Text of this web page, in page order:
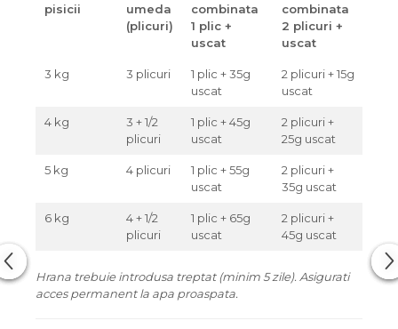
pisicii
umeda
(plicuri)
combinata
1 plic +
uscat
combinata
2 plicuri +
uscat
3 kg 3 plicuri
1 plic + 35g
uscat
2 plicuri + 15g
uscat
4 kg
3 + 1/2
plicuri
1 plic + 45g
uscat
2 plicuri +
25g uscat
5 kg 4 plicuri
1 plic + 55g
uscat
2 plicuri +
35g uscat
6 kg
4 + 1/2
plicuri
1 plic + 65g
uscat
2 plicuri +
45g uscat
Hrana trebuie introdusa treptat (minim 5 zile). Asigurati
acces permanent la apa proaspata.